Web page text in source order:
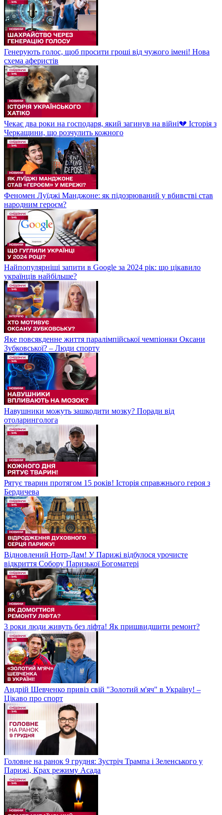
Генерують голос, щоб просити гроші від чужого імені! Нова
схема аферистів
Чекає два роки на господаря, який загинув на війні💔 Історія з
Черкащини, що розчулить кожного
Феномен Луїджі Манджоне: як підозрюваний у вбивстві став
народним героєм?
Найпопулярніші запити в Google за 2024 рік: що цікавило
українців найбільше?
Яке повсякденне життя паралімпійської чемпіонки Оксани
Зубковської? – Люди спорту
Навушники можуть зашкодити мозку? Поради від
отоларинголога
Рятує тварин протягом 15 років! Історія справжнього героя з
Бердичева
Відновлений Нотр-Дам! У Парижі відбулося урочисте
відкриття Собору Паризької Богоматері
3 роки люди живуть без ліфта! Як пришвидшити ремонт?
Андрій Шевченко привіз свій "Золотий м'яч" в Україну! –
Цікаво про спорт
Головне на ранок 9 грудня: Зустріч Трампа і Зеленського у
Парижі, Крах режиму Асада